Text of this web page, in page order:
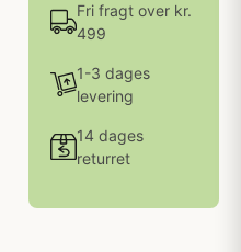
Fri fragt over kr.
499
1-3 dages
levering
14 dages
returret